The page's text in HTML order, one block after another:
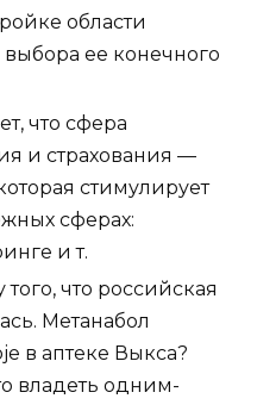
области
ее конечного
что сфера
и страхования —
стимулирует
сферах:
и т.
того, что российская
Метанабол
в аптеке Выкса?
владеть одним-